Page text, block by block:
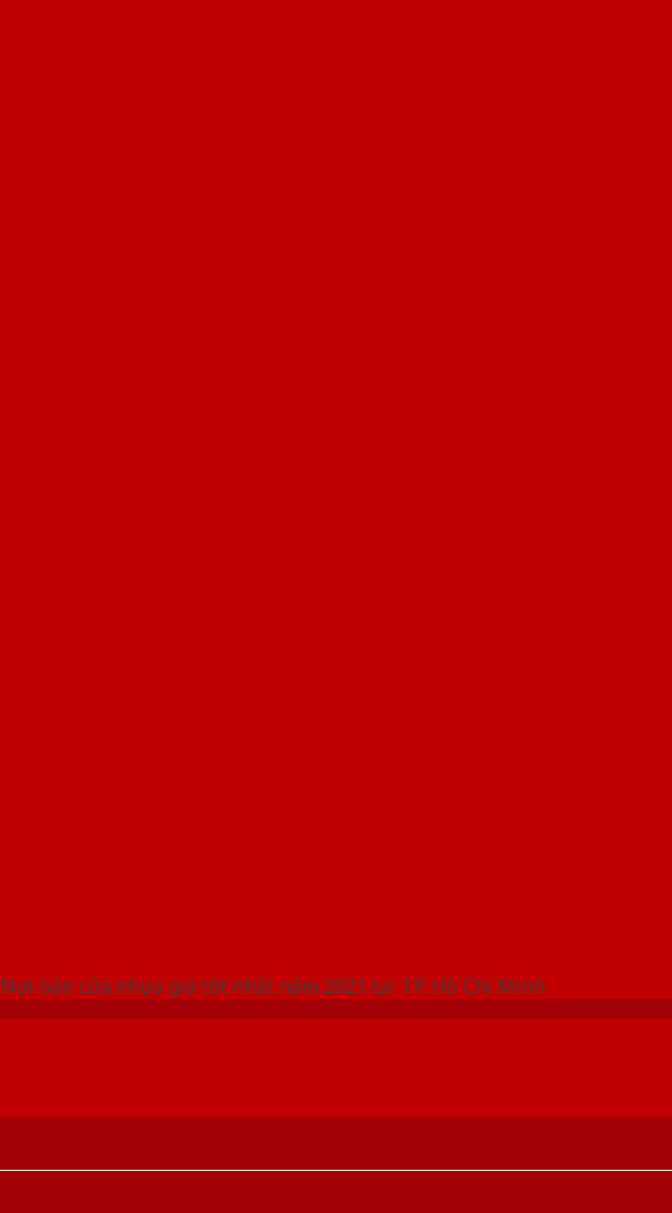
Nơi bán cửa nhựa giá tốt nhất năm 2021 tại TP. Hồ Chí Minh